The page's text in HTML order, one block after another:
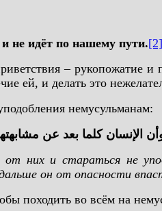
не идёт по нашему пути.[2]
– рукопожатие и
ей, и делать это
немусульманам:
الإنسان كلما بعد عن
них и стараться не
он от опасности
походить во всём на